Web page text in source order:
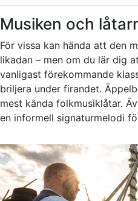
Musiken och
För vissa kan hända att den
likadan – men om du lär dig
vanligast förekommande
briljera under firandet.
mest kända folkmusiklåtar.
en informell signaturmelodi